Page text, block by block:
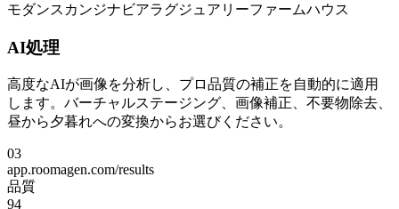
モダンスカンジナビアラグジュアリーファームハウス
AI処理
高度なAIが画像を分析し、プロ品質の補正を自動的に適用
します。バーチャルステージング、画像補正、不要物除去、
昼から夕暮れへの変換からお選びください。
03
app.roomagen.com/results
品質
94